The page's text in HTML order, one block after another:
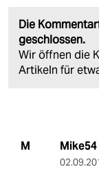
Die
geschlossen.
Wir öffnen die
Artikeln für
M Mike54